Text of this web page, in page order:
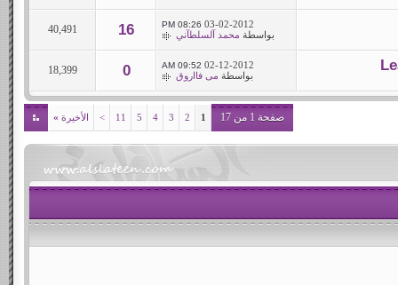
03-02-2012
08:26 PM
بواسطة محمد آلسلطآني 16
40,491
02-12-2012
09:52 AM
بواسطة مى فااروق 0
18,399
صفحة 1 من 17 1
2
3
4
5
11
> الأخيرة »